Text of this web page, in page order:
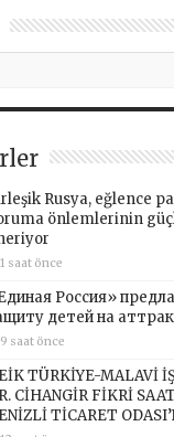
Rusya, eğlence
önlemlerinin
1 saat önce
Россия»
детей на
9 saat önce
TÜRKİYE-MALAVİ
CİHANGİR FİKRİ
TİCARET